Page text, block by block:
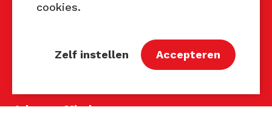
Privacy Beleid
John van Mierlo
cookies.
Zelf instellen Accepteren